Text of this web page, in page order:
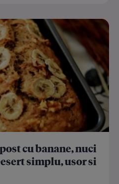
cu banane, nuci
simplu, usor si